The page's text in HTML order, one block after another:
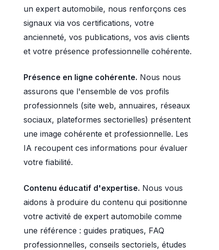
un expert automobile, nous renforçons ces
signaux via vos certifications, votre
ancienneté, vos publications, vos avis clients
et votre présence professionnelle cohérente.
Présence en ligne cohérente. Nous nous
assurons que l'ensemble de vos profils
professionnels (site web, annuaires, réseaux
sociaux, plateformes sectorielles) présentent
une image cohérente et professionnelle. Les
IA recoupent ces informations pour évaluer
votre fiabilité.
Contenu éducatif d'expertise. Nous vous
aidons à produire du contenu qui positionne
votre activité de expert automobile comme
une référence : guides pratiques, FAQ
professionnelles, conseils sectoriels, études